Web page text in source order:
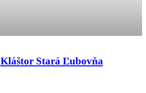
Kláštor Stará Ľubovňa